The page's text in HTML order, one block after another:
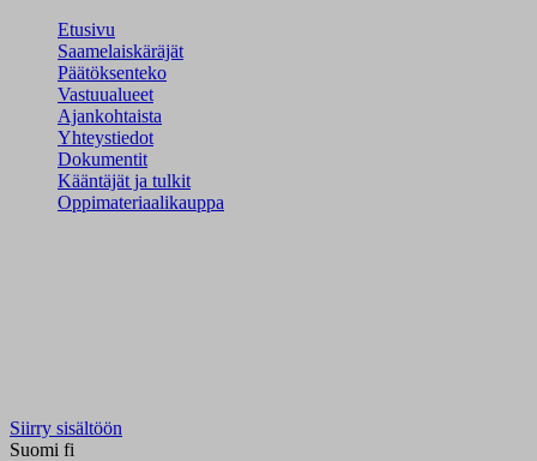
Etusivu
Saamelaiskäräjät
Päätöksenteko
Vastuualueet
Ajankohtaista
Yhteystiedot
Dokumentit
Kääntäjät ja tulkit
Oppimateriaalikauppa
Siirry sisältöön
Suomi fi